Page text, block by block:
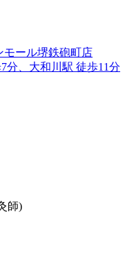
モール堺鉄砲町店
分、大和川駅 徒歩11分
師)